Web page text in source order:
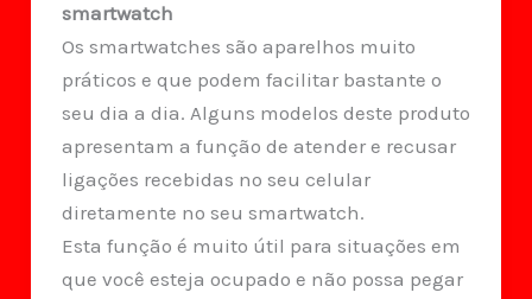
smartwatch
Os smartwatches são aparelhos muito
práticos e que podem facilitar bastante o
seu dia a dia. Alguns modelos deste produto
apresentam a função de atender e recusar
ligações recebidas no seu celular
diretamente no seu smartwatch.
Esta função é muito útil para situações em
que você esteja ocupado e não possa pegar